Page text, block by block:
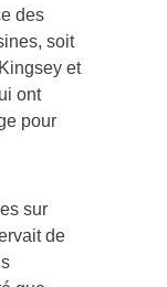
des
soit
et
ont
pour
sur
de